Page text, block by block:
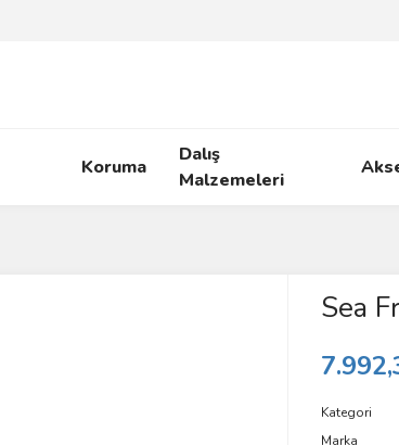
Koruma
Dalış
Malzemeleri
Sea
Kategori
Marka